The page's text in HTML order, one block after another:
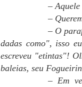
–
–
– O
dadas como", isso
escreveu "etintas"!
baleias, seu
– Em
e
A
MAR
15